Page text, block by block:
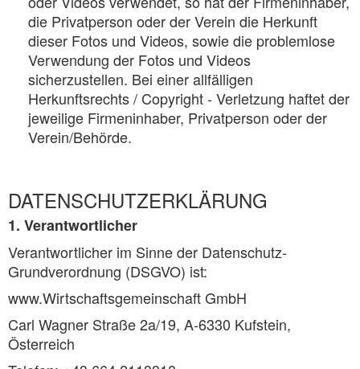
die Privatperson oder der Verein die Herkunft
dieser Fotos und Videos, sowie die problemlose
Verwendung der Fotos und Videos
sicherzustellen. Bei einer allfälligen
Herkunftsrechts / Copyright - Verletzung haftet der
jeweilige Firmeninhaber, Privatperson oder der
Verein/Behörde.
DATENSCHUTZERKLÄRUNG
1. Verantwortlicher
Verantwortlicher im Sinne der Datenschutz-
Grundverordnung (DSGVO) ist:
www.Wirtschaftsgemeinschaft GmbH
Carl Wagner Straße 2a/19, A-6330 Kufstein,
Österreich